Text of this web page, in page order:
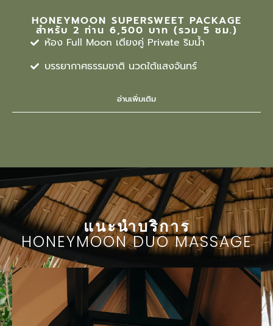
HONEYMOON SUPERSWEET PACKAGE
สำหรับ 2 ท่าน 6,500 บาท (รวม 5 ชม.)
ห้อง Full Moon เตียงคู่ Private ริมน้ำ
บรรยากาศธรรมชาติ นวดใต้แสงจันทร์
อ่านเพิ่มเติม
แนะนำบริการ
HONEYMOON DUO MASSAGE